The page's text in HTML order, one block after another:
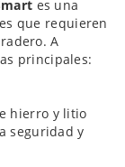
es una
que requieren
A
principales:
hierro y litio
seguridad y